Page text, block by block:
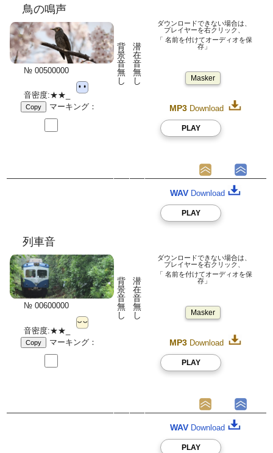
鳥の鳴声
№ 00500000
音密度:★★_
Copy マーキング：
背
景
音
無
し
潜
在
音
無
し
ダウンロードできない場合は、
プレイヤーを右クリック、
「 名前を付けてオーディオを保
存」
Masker
MP3 Download
PLAY
列車音
№ 00600000
音密度:★★_
Copy マーキング：
背
景
音
無
し
潜
在
音
無
し
WAV Download
PLAY
ダウンロードできない場合は、
プレイヤーを右クリック、
「 名前を付けてオーディオを保
存」
Masker
MP3 Download
PLAY
WAV Download
PLAY